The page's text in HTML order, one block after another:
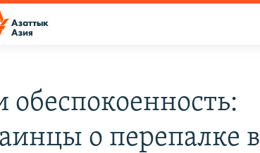
обеспокоенность:
о перепалке в